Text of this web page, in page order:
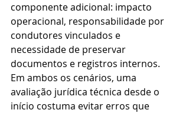
componente adicional: impacto
operacional, responsabilidade por
condutores vinculados e
necessidade de preservar
documentos e registros internos.
Em ambos os cenários, uma
avaliação jurídica técnica desde o
início costuma evitar erros que